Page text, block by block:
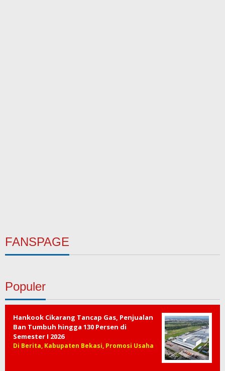
FANSPAGE
Populer
Hankook Cikarang Tancap Gas, Penjualan
Ban Tumbuh hingga 130 Persen di
Semester I 2026
Di Berita, Kabupaten Bekasi, Promosi Usaha